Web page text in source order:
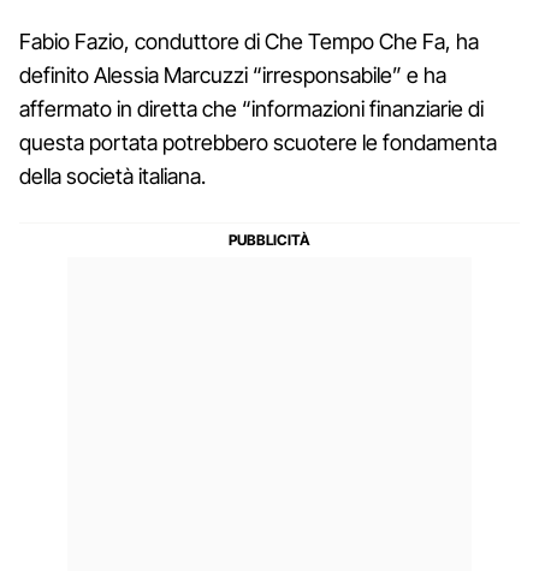
Fabio Fazio, conduttore di Che Tempo Che Fa, ha
definito Alessia Marcuzzi “irresponsabile” e ha
affermato in diretta che “informazioni finanziarie di
questa portata potrebbero scuotere le fondamenta
della società italiana.